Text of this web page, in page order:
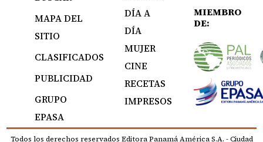
MAPA DEL
SITIO
CLASIFICADOS
PUBLICIDAD
GRUPO
EPASA
DÍA A
DÍA
MUJER
CINE
RECETAS
IMPRESOS
MIEMBRO
DE:
Todos los derechos reservados Editora Panamá América S.A. - Ciudad